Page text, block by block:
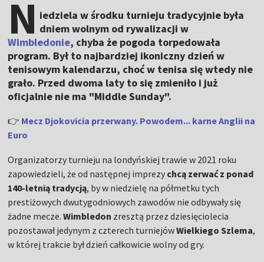
N iedziela w środku turnieju tradycyjnie była
dniem wolnym od rywalizacji w
Wimbledonie, chyba że pogoda torpedowała
program. Był to najbardziej ikoniczny dzień w
tenisowym kalendarzu, choć w tenisa się wtedy nie
grało. Przed dwoma laty to się zmieniło i już
oficjalnie nie ma "Middle Sunday".
👉 Mecz Djokovicia przerwany. Powodem... karne Anglii na
Euro
Organizatorzy turnieju na londyńskiej trawie w 2021 roku
zapowiedzieli, że od następnej imprezy chcą zerwać z ponad
140-letnią tradycją, by w niedzielę na półmetku tych
prestiżowych dwutygodniowych zawodów nie odbywały się
żadne mecze.Wimbledon zresztą przez dziesięciolecia
pozostawał jedynym z czterech turniejówWielkiego Szlema,
w której trakcie był dzień całkowicie wolny od gry.